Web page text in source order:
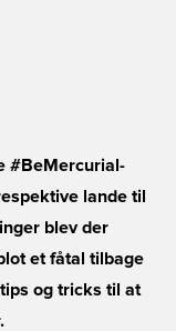
#BeMercurial-
lande til
blev der
et fåtal tilbage
og tricks til at